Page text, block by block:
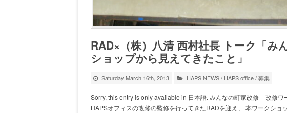
RAD×（株）八清 西村社長 トーク「み
ショップから見えてきたこと」
Saturday March 16th, 2013 HAPS NEWS/ HAPS office/募集
Sorry, this entry is only available in 日本語. みんなの町家改修 – 改修
HAPSオフィスの改修の監修を行ってきたRADを迎え、 本ワークショ